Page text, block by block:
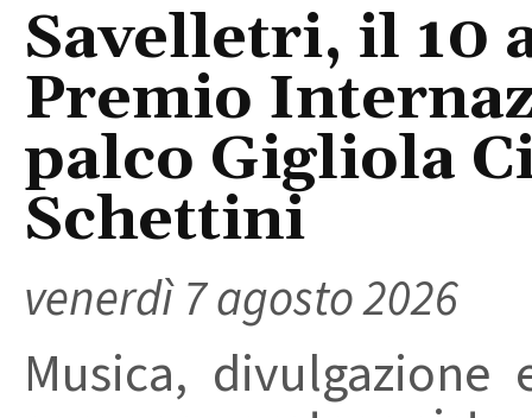
Savelletri, il 10
Premio
palco Gigliola
Schettini
venerdì 7 agosto 2026
Musica,